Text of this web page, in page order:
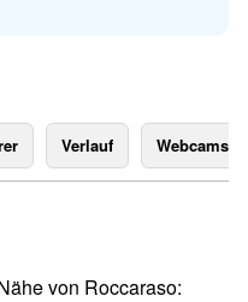
Verlauf Webcams
von Roccaraso: